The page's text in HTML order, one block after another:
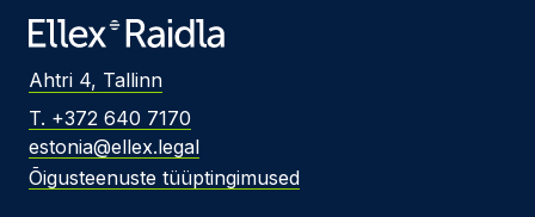
Ahtri 4, Tallinn
T. +372 640 7170
estonia@ellex.legal
Õigusteenuste tüüptingimused